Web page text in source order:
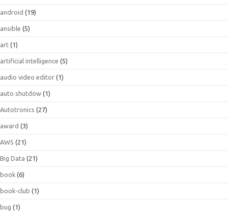
android (19)
ansible (5)
art (1)
artificial intelligence (5)
audio video editor (1)
auto shutdow (1)
Autotronics (27)
award (3)
AWS (21)
Big Data (21)
book (6)
book-club (1)
bug (1)